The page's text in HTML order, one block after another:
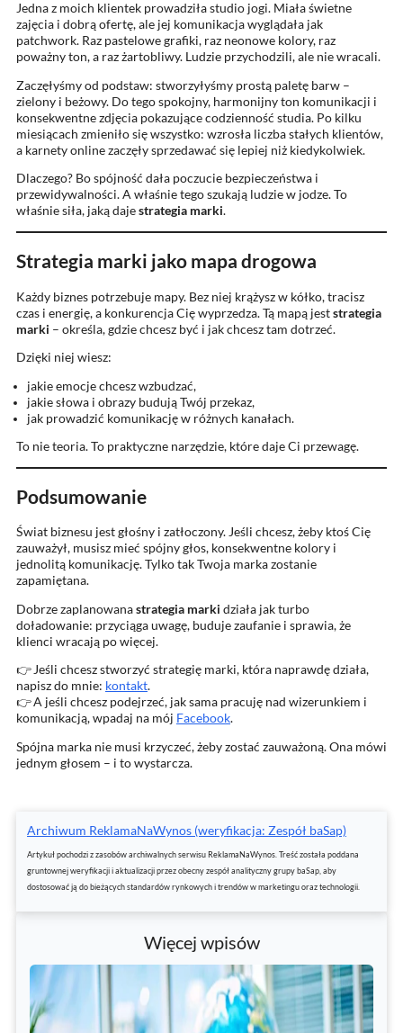
Więcej wpisów
Jedna z moich klientek prowadziła studio jogi. Miała świetne
zajęcia i dobrą ofertę, ale jej komunikacja wyglądała jak
patchwork. Raz pastelowe grafiki, raz neonowe kolory, raz
poważny ton, a raz żartobliwy. Ludzie przychodzili, ale nie wracali.
Zaczęłyśmy od podstaw: stworzyłyśmy prostą paletę barw –
zielony i beżowy. Do tego spokojny, harmonijny ton komunikacji i
konsekwentne zdjęcia pokazujące codzienność studia. Po kilku
miesiącach zmieniło się wszystko: wzrosła liczba stałych klientów,
a karnety online zaczęły sprzedawać się lepiej niż kiedykolwiek.
Dlaczego? Bo spójność dała poczucie bezpieczeństwa i
przewidywalności. A właśnie tego szukają ludzie w jodze. To
właśnie siła, jaką dajestrategia marki.
Strategia marki jako mapa drogowa
Każdy biznes potrzebuje mapy. Bez niej krążysz w kółko, tracisz
czas i energię, a konkurencja Cię wyprzedza. Tą mapą jeststrategia
marki – określa, gdzie chcesz być i jak chcesz tam dotrzeć.
Dzięki niej wiesz:
jakie emocje chcesz wzbudzać,
jakie słowa i obrazy budują Twój przekaz,
jak prowadzić komunikację w różnych kanałach.
To nie teoria. To praktyczne narzędzie, które daje Ci przewagę.
Podsumowanie
Świat biznesu jest głośny i zatłoczony. Jeśli chcesz, żeby ktoś Cię
zauważył, musisz mieć spójny głos, konsekwentne kolory i
jednolitą komunikację. Tylko tak Twoja marka zostanie
zapamiętana.
Dobrze zaplanowanastrategia marki działa jak turbo
doładowanie: przyciąga uwagę, buduje zaufanie i sprawia, że
klienci wracają po więcej.
👉 Jeśli chcesz stworzyć strategię marki, która naprawdę działa,
napisz do mnie: kontakt.
👉 A jeśli chcesz podejrzeć, jak sama pracuję nad wizerunkiem i
komunikacją, wpadaj na mój Facebook.
Spójna marka nie musi krzyczeć, żeby zostać zauważoną. Ona mówi
jednym głosem – i to wystarcza.
Archiwum ReklamaNaWynos (weryfikacja: Zespół baSap)
Artykuł pochodzi z zasobów archiwalnych serwisu ReklamaNaWynos. Treść została poddana
gruntownej weryfikacji i aktualizacji przez obecny zespół analityczny grupy baSap, aby
dostosować ją do bieżących standardów rynkowych i trendów w marketingu oraz technologii.